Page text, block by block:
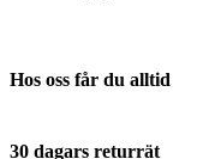
Hos oss får du alltid
30 dagars returrät